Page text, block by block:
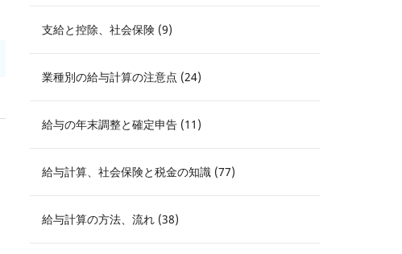
支給と控除、社会保険 (9)
業種別の給与計算の注意点 (24)
給与の年末調整と確定申告 (11)
給与計算、社会保険と税金の知識 (77)
給与計算の方法、流れ (38)